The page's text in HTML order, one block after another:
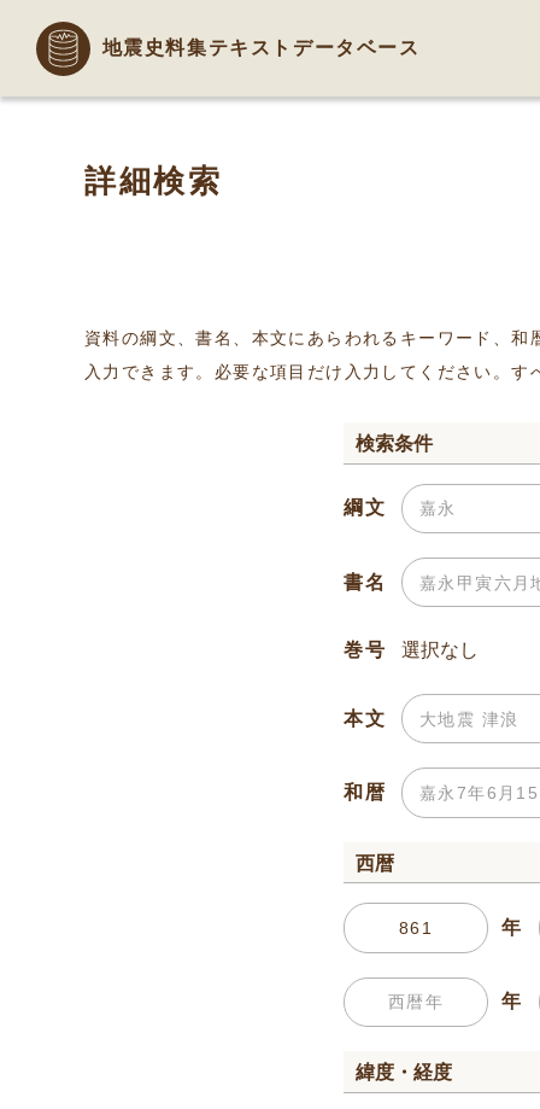
地震史料集テキストデータベース
詳細検索
資料の綱文、書名、本文にあらわれるキーワード、
入力できます。必要な項目だけ入力してください。
検索条件
綱文
書名
巻号
本文
和暦
西暦
年
年
緯度・経度